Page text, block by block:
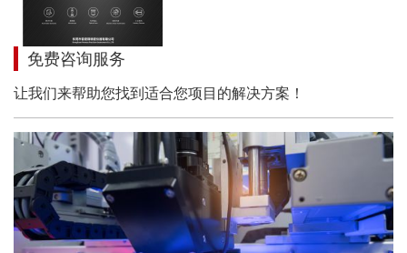
免费咨询服务
让我们来帮助您找到适合您项目的解决方案！